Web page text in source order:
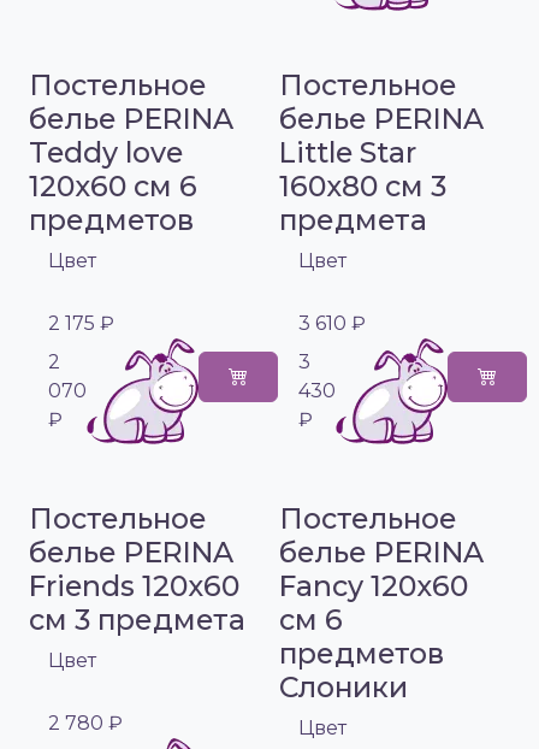
Постельное
белье PERINA
Teddy love
120х60 см 6
предметов
Цвет
2 175 ₽
2
070
₽
Постельное
белье PERINA
Little Star
160х80 см 3
предмета
Цвет
3 610 ₽
3
430
₽
Постельное
белье PERINA
Friends 120х60
см 3 предмета
Цвет
2 780 ₽
Постельное
белье PERINA
Fancy 120х60
см 6
предметов
Слоники
Цвет